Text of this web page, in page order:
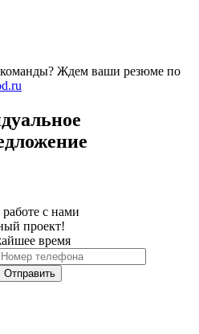
команды? Ждем ваши резюме по
с нами
проект!
время
Отправить